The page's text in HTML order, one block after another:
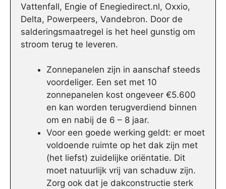
Vattenfall, Engie of Enegiedirect.nl, Oxxio,
Delta, Powerpeers, Vandebron. Door de
salderingsmaatregel is het heel gunstig om
stroom terug te leveren.
Zonnepanelen zijn in aanschaf steeds
voordeliger. Een set met 10
zonnepanelen kost ongeveer €5.600
en kan worden terugverdiend binnen
om en nabij de 6 – 8 jaar.
Voor een goede werking geldt: er moet
voldoende ruimte op het dak zijn met
(het liefst) zuidelijke oriëntatie. Dit
moet natuurlijk vrij van schaduw zijn.
Zorg ook dat je dakconstructie sterk